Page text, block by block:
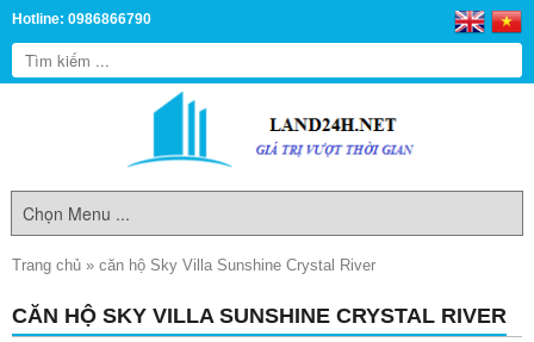
Hotline: 0986866790
Trang chủ » căn hộ Sky Villa Sunshine Crystal River
CĂN HỘ SKY VILLA SUNSHINE CRYSTAL RIVER